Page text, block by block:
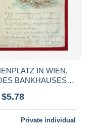
IN WIEN,
BANKHAUSES -
Private individual